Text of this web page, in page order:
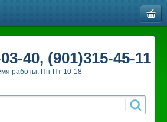
40, (901)315-45-11
работы: Пн-Пт 10-18